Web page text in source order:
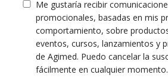
Consentimiento
Me gustaría recibir
promocionales, basadas en mis
comportamiento, sobre
eventos, cursos, lanzamientos y
de Agimed. Puedo cancelar la
fácilmente en cualquier momento.